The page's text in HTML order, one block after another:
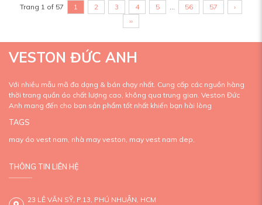
Trang 1 of 57 1 2 3 4 5 56 57
›
››
VESTON ĐỨC ANH
Với nhiều mẫu mã đa dạng & bán chạy nhất. Cung cấp các nguồn hàng
thời trang quần áo chất lượng cao, không qua trung gian. Veston Đức
Anh mang đến cho bạn sản phẩm tốt nhất khiến bạn hài lòng
TAGS
may áo vest nam, nhà may veston, may vest nam dep,
THÔNG TIN LIÊN HỆ
23 LÊ VĂN SỸ, P.13, PHÚ NHUẬN, HCM